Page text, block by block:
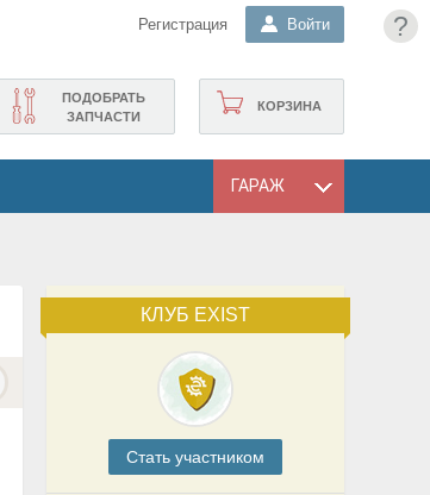
?
Регистрация Войти
КОРЗИНА
ПОДОБРАТЬ
ЗАПЧАСТИ
ГАРАЖ
КЛУБ EXIST
Cтать участником